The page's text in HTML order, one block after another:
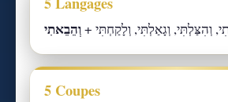
וְהִצַּלְתִּי, וְגָאַלְתִּי, וְלָקַחְתִּי +וְהֵבֵאתִי
5 Coupes